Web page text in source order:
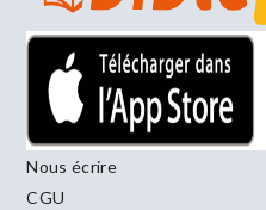
Nous écrire
CGU